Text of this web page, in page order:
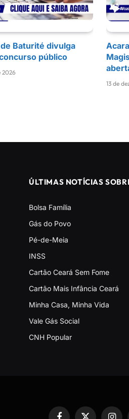
Baturité divulga
público
2026
13 de
ÚLTIMAS NOTÍCIAS
Bolsa Família
Gás do Povo
Pé-de-Meia
INSS
Cartão Ceará Sem Fome
Cartão Mais Infância Ceará
Minha Casa, Minha Vida
Vale Gás Social
CNH Popular